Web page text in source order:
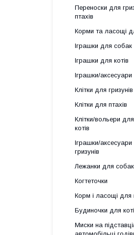
Переноски для
птахів
Корми та ласощі
Іграшки для собак
Іграшки для котів
Іграшки/аксесуари
Клітки для гризунів
Клітки для птахів
Клітки/вольери
котів
Іграшки/
гризунів
Лежанки для собак
Когтеточки
Корм і ласощі для
Будиночки для
Миски на